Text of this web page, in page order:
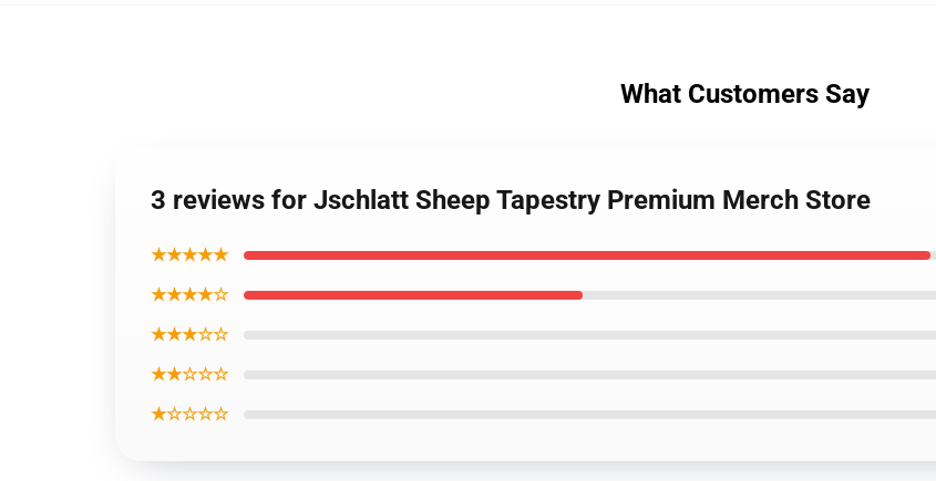
What Customers Say
3 reviews for Jschlatt Sheep Tapestry Premium Merch Store
★★★★★
★★★★☆
★★★☆☆
★★☆☆☆
★☆☆☆☆